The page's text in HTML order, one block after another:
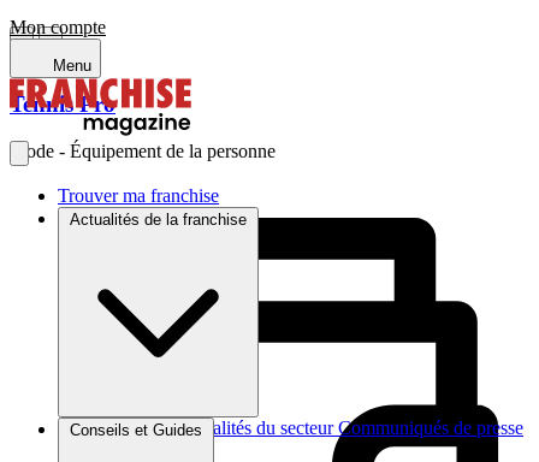
Mon compte
Menu
Trouver ma franchise
Actualités de la franchise
Brèves et actus Actualités du secteur Communiqués de presse
Conseils et Guides
Tennis Pro
Mode - Équipement de la personne